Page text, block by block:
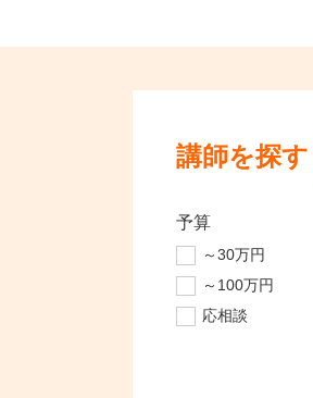
講師を探す
予算
～30万円
～100万円
応相談